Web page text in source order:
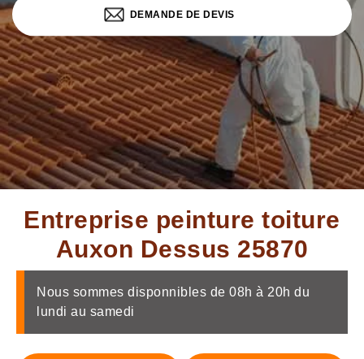
DEMANDE DE DEVIS
Entreprise peinture toiture
Auxon Dessus 25870
Nous sommes disponnibles de 08h à 20h du
lundi au samedi